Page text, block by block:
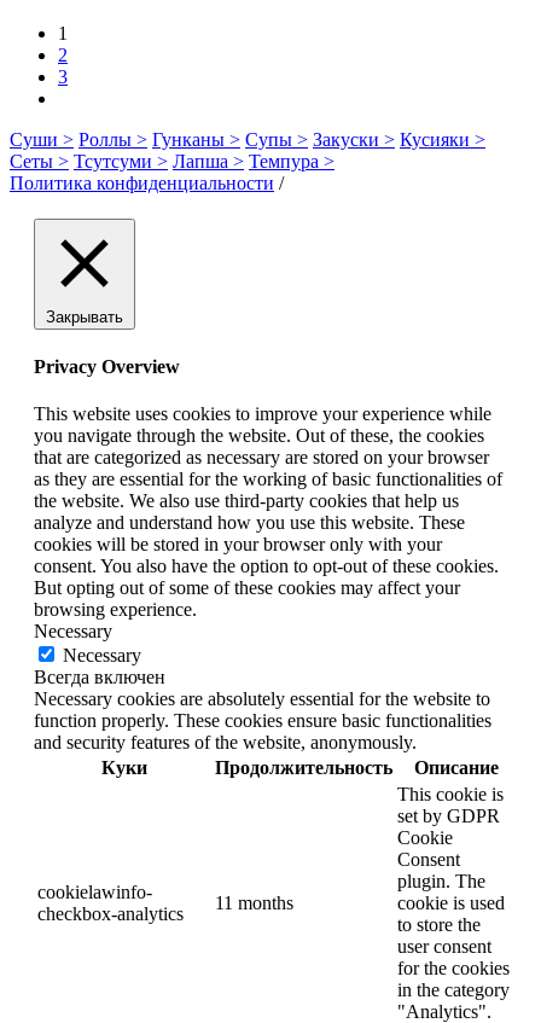
1
2
3
Суши > Роллы > Гунканы > Супы > Закуски > Кусияки >
Сеты > Тсутсуми > Лапша > Темпура >
Политика конфиденциальности /
Закрывать
Privacy Overview
This website uses cookies to improve your experience while
you navigate through the website. Out of these, the cookies
that are categorized as necessary are stored on your browser
as they are essential for the working of basic functionalities of
the website. We also use third-party cookies that help us
analyze and understand how you use this website. These
cookies will be stored in your browser only with your
consent. You also have the option to opt-out of these cookies.
But opting out of some of these cookies may affect your
browsing experience.
Necessary
Necessary
Всегда включен
Necessary cookies are absolutely essential for the website to
function properly. These cookies ensure basic functionalities
and security features of the website, anonymously.
Куки
Продолжительность Описание
cookielawinfo-
checkbox-analytics
11 months
This cookie is
set by GDPR
Cookie
Consent
plugin. The
cookie is used
to store the
user consent
for the cookies
in the category
"Analytics".